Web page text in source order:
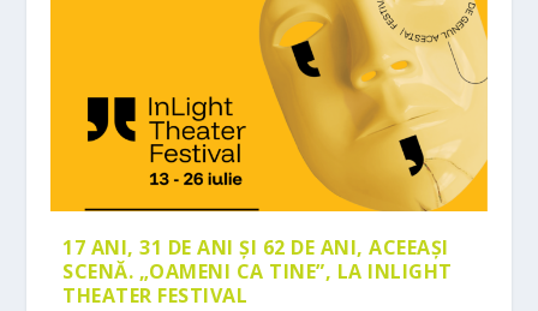
17 ANI, 31 DE ANI ȘI 62 DE ANI, ACEEAȘI
SCENĂ. „OAMENI CA TINE”, LA INLIGHT
THEATER FESTIVAL